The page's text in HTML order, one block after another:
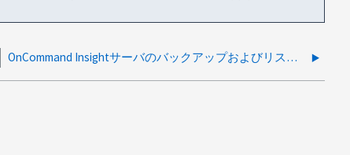
OnCommand Insightサーバのバックアップおよびリストア解決ガイド